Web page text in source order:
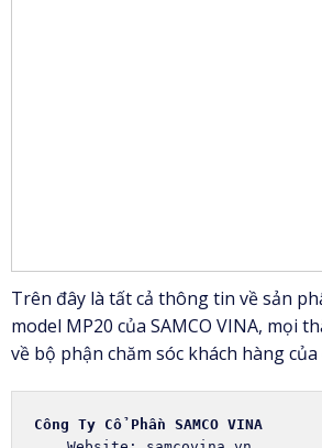
Trên đây là tất cả thông tin về sản
model MP20 của SAMCO VINA, mọi
về bộ phận chăm sóc khách hàng
Công Ty Cổ Phần SAMCO VINA